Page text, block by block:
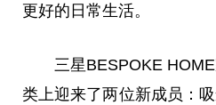
更好的日常生活。
三星BESPOKE
类上迎来了两位新成员：